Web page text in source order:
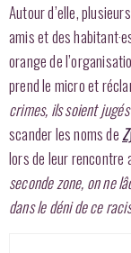
Autour d’elle,
amis et des
orange de
prend le micro et
crimes, ils soient
scander les noms de
lors de leur rencontre
seconde zone, on ne
dans le déni de ce